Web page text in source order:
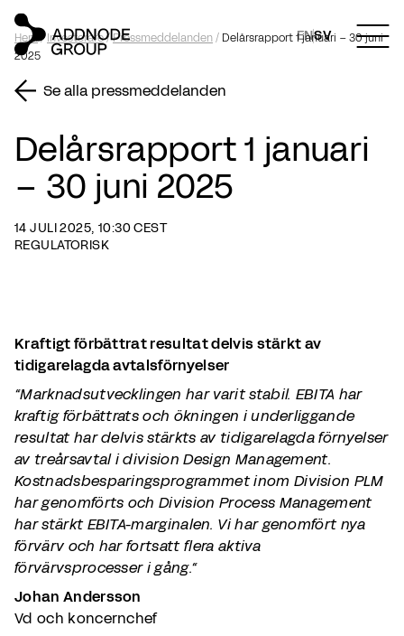
ENSV
Hem/ Investerare/Pressmeddelanden/ Delårsrapport 1 januari – 30 juni
2025
Se alla pressmeddelanden
Delårsrapport 1 januari
– 30 juni 2025
14 JULI 2025, 10:30 CEST
REGULATORISK
Kraftigt förbättrat resultat delvis stärkt av
tidigarelagda avtalsförnyelser
“Marknadsutvecklingen har varit stabil. EBITA har
kraftig förbättrats och ökningen i underliggande
resultat har delvis stärkts av tidigarelagda förnyelser
av treårsavtal i division Design Management.
Kostnadsbesparingsprogrammet inom Division PLM
har genomförts och Division Process Management
har stärkt EBITA-marginalen. Vi har genomfört nya
förvärv och har fortsatt flera aktiva
förvärvsprocesser i gång.“
Johan Andersson
Vd och koncernchef